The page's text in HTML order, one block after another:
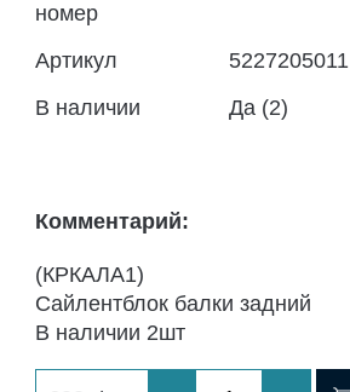
номер
Артикул
5227205011
В наличии
Да (2)
Комментарий:
(КРКАЛА1)
Сайлентблок балки задний
В наличии 2шт